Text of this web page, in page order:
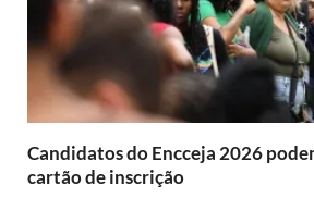
Candidatos do Encceja 2026
cartão de inscrição